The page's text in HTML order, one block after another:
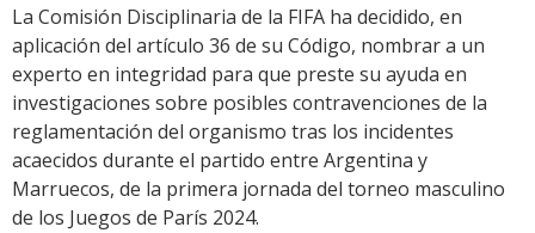
Link
La Comisión Disciplinaria de la FIFA ha decidido, en
aplicación del artículo 36 de su Código, nombrar a un
experto en integridad para que preste su ayuda en
investigaciones sobre posibles contravenciones de la
reglamentación del organismo tras los incidentes
acaecidos durante el partido entre Argentina y
Marruecos, de la primera jornada del torneo masculino
de los Juegos de París 2024.